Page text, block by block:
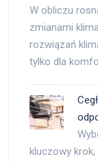
W obliczu
zmianami
rozwiązań
tylko dla
kluczowy